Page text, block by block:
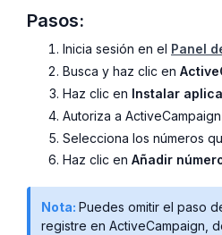
Pasos:
Inicia sesión en el Panel
Busca y haz clic en
Haz clic en Instalar
Autoriza a
Selecciona los números
Haz clic en Añadir
Nota: Puedes omitir el paso
registre en ActiveCampaign,